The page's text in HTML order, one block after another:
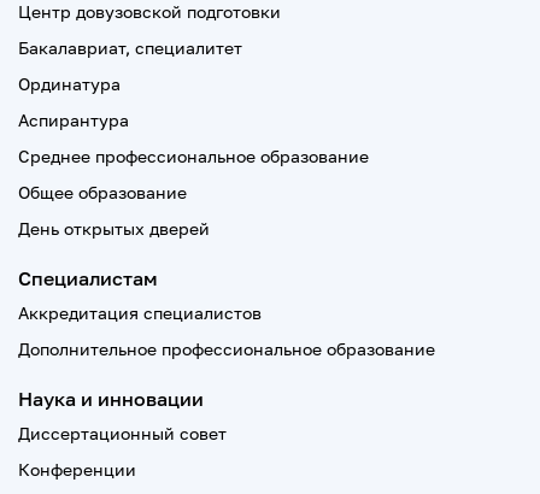
Центр довузовской подготовки
Бакалавриат, специалитет
Ординатура
Аспирантура
Среднее профессиональное образование
Общее образование
День открытых дверей
Специалистам
Аккредитация специалистов
Дополнительное профессиональное образование
Наука и инновации
Диссертационный совет
Конференции